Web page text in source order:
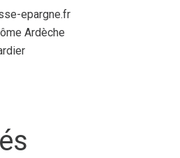
epargne.fr
Ardèche